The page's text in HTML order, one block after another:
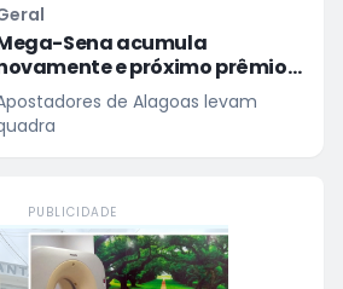
Sena acumula
e próximo prêmio
chega a R$ 165 milhões
de Alagoas levam
PUBLICIDADE